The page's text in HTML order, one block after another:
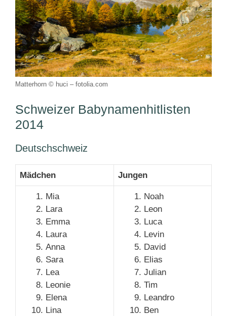
Matterhorn © huci – fotolia.com
Schweizer Babynamenhitlisten
2014
Deutschschweiz
Mädchen Jungen
Mia
Lara
Emma
Laura
Anna
Sara
Lea
Leonie
Elena
Lina
Noah
Leon
Luca
Levin
David
Elias
Julian
Tim
Leandro
Ben